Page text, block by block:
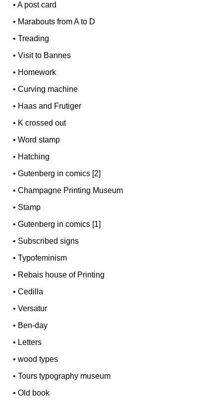
•A post card
• Marabouts from A to D
•Treading
•Visit to Bannes
• Homework
•Curving machine
• Haas and Frutiger
• K crossed out
•Word stamp
• Hatching
•Gutenberg in comics [2]
•Champagne Printing Museum
• Stamp
•Gutenberg in comics [1]
• Subscribed signs
•Typofeminism
• Rebais house of Printing
•Cedilla
•Versatur
• Ben-day
• Letters
•wood types
•Tours typography museum
•Old book